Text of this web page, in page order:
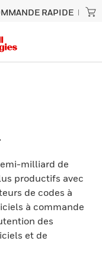
RAPIDE
milliard de
productifs avec
de codes à
à commande
des
et de